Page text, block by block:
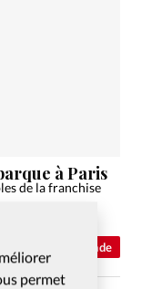
permet
Monde
à Paris
de la franchise